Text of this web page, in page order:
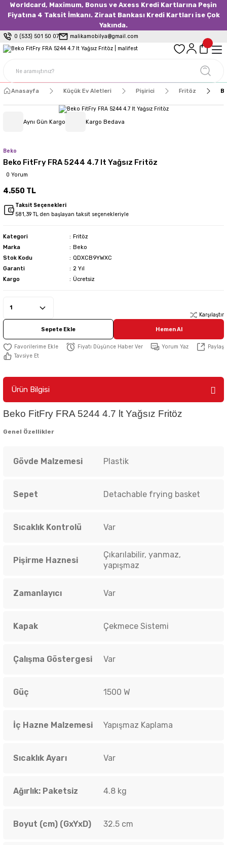
Worldcard, Maximum, Bonus ve Axess Kredi Kartlarına Peşin
Fiyatına 4 Taksit İmkanı. Ziraat Bankası Kredi Kartları ise Çok
Yakında.
0 (533) 501 50 07 malikamobilya@gmail.com
Anasayfa Küçük Ev Aletleri Pişirici Fritöz
Aynı Gün Kargo Kargo Bedava
Beko
Beko FitFry FRA 5244 4.7 lt Yağsız Fritöz
0 Yorum
4.550 TL
Taksit Seçenekleri
581,39 TL den başlayan taksit seçenekleriyle
Kategori
Fritöz
Marka
Beko
Stok Kodu
QDXCB9YWXC
Garanti
2 Yıl
Kargo
Ücretsiz
Karşılaştır
Sepete Ekle Hemen Al
Fiyatı Düşünce Haber Ver Yorum Yaz
Paylaş
Tavsiye Et
Ürün Bilgisi
Beko FitFry FRA 5244 4.7 lt Yağsız Fritöz
Genel Özellikler
Gövde Malzemesi Plastik
Sepet Detachable frying basket
Sıcaklık Kontrolü Var
Pişirme Haznesi
Çıkarılabilir, yanmaz,
yapışmaz
Zamanlayıcı Var
Kapak Çekmece Sistemi
Çalışma Göstergesi Var
Güç 1500 W
İç Hazne Malzemesi Yapışmaz Kaplama
Sıcaklık Ayarı Var
Ağırlık: Paketsiz 4.8 kg
Boyut (cm) (GxYxD) 32.5 cm